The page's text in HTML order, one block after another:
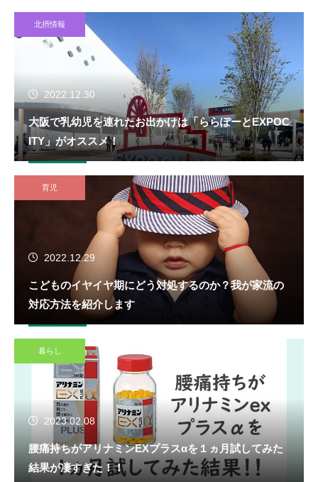
北摂情報
2022.12.30
大阪で乳幼児を連れたお出かけは「ららぽーとEXPOC
ITY」がオススメ！
育児
2022.12.29
こどものイヤイヤ期にどう対処するのか？我が家流の
対応方法を紹介します
暮らし
2023.02.08
腰痛持ちがアリナミンEXプラスαを１ヵ月試してみた
結果が凄すぎた！！